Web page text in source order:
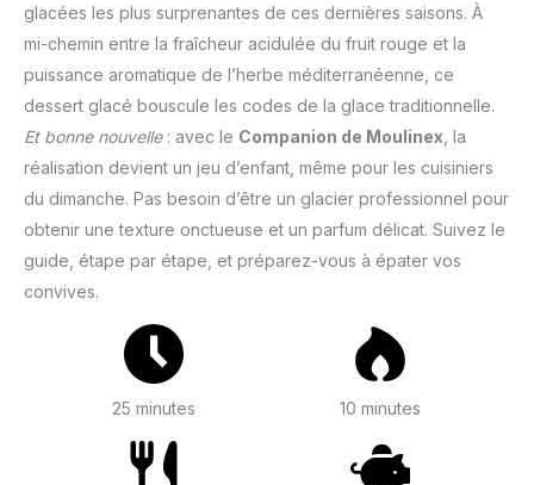
glacées les plus surprenantes de ces dernières saisons. À
mi-chemin entre la fraîcheur acidulée du fruit rouge et la
puissance aromatique de l’herbe méditerranéenne, ce
dessert glacé bouscule les codes de la glace traditionnelle.
Et bonne nouvelle: avec le Companion de Moulinex , la
réalisation devient un jeu d’enfant, même pour les cuisiniers
du dimanche. Pas besoin d’être un glacier professionnel pour
obtenir une texture onctueuse et un parfum délicat. Suivez le
guide, étape par étape, et préparez-vous à épater vos
convives.
25 minutes 10 minutes